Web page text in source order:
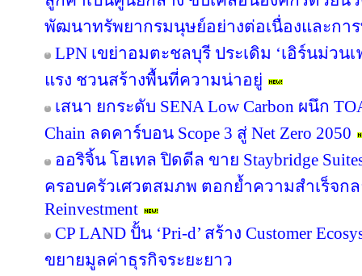
พัฒนาทรัพยากรมนุษย์อย่างต่อเนื่องและกา
LPN เขย่าอมตะชลบุรี ประเดิม ‘เอิร์นม่วนเ
แรง ชวนสร้างพื้นที่ความน่าอยู่
เสนา ยกระดับ SENA Low Carbon ผนึก
Chain ลดคาร์บอน Scope 3 สู่ Net Zero 2050
ออริจิ้น โฮเทล ปิดดีล ขาย Staybridge
ครอบครัวเศวตสมภพ ตอกย้ำความสำเร็จกล
Reinvestment
CP LAND ปั้น ‘Pri-d’ สร้าง Customer
ขยายมูลค่าธุรกิจระยะยาว